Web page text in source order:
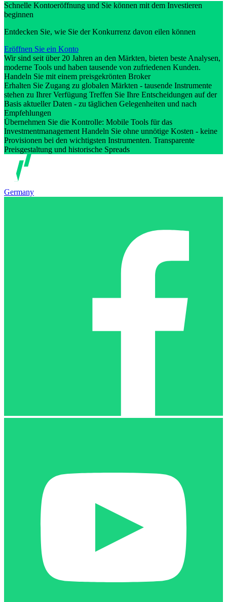
Schnelle Kontoeröffnung und Sie können mit dem Investieren
beginnen
Entdecken Sie, wie Sie der Konkurrenz davon eilen können
Eröffnen Sie ein Konto
Wir sind seit über 20 Jahren an den Märkten, bieten beste Analysen,
moderne Tools und haben tausende von zufriedenen Kunden.
Handeln Sie mit einem preisgekrönten Broker
Erhalten Sie Zugang zu globalen Märkten - tausende Instrumente
stehen zu Ihrer Verfügung Treffen Sie Ihre Entscheidungen auf der
Basis aktueller Daten - zu täglichen Gelegenheiten und nach
Empfehlungen
Übernehmen Sie die Kontrolle: Mobile Tools für das
Investmentmanagement Handeln Sie ohne unnötige Kosten - keine
Provisionen bei den wichtigsten Instrumenten. Transparente
Preisgestaltung und historische Spreads
Germany